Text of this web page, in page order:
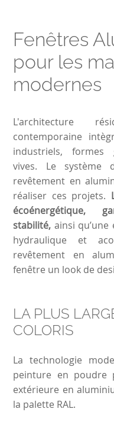
Fenêtres
pour les
modernes
L'architecture
contemporaine
industriels,
vives. Le système
revêtement en
réaliser ces projets.
stabilité, ainsi
hydraulique et
revêtement en
fenêtre un look de
LA PLUS
COLORIS
La technologie
peinture en poudre
extérieure en
la palette RAL.